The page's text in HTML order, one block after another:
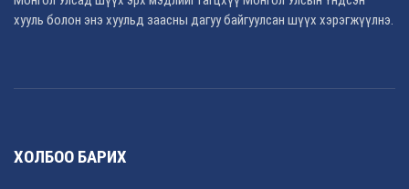
хууль болон энэ хуульд заасны дагуу байгуулсан шүүх хэрэгжүүлнэ.
ХОЛБОО БАРИХ